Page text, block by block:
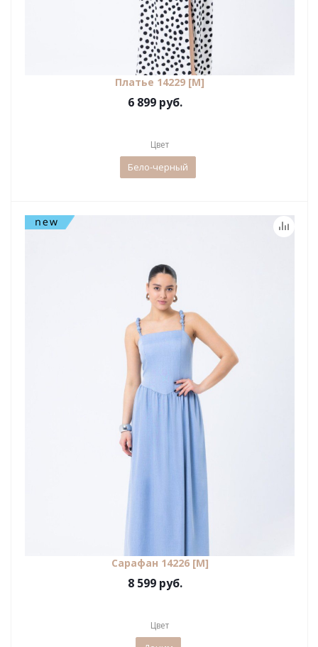
Платье 14229 [М]
6 899 руб.
Цвет
Бело-черный
Сарафан 14226 [М]
8 599 руб.
Цвет